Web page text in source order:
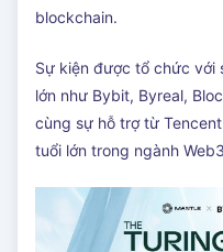
blockchain.
Sự kiện được tổ chức với
lớn như Bybit, Byreal,
cùng sự hỗ trợ từ
tuổi lớn trong ngành